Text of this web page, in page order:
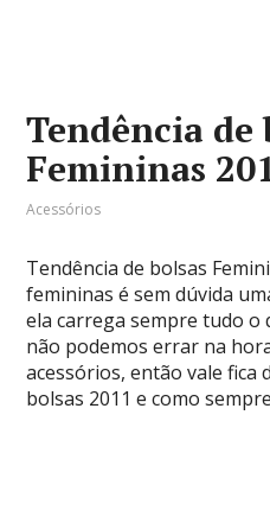
Tendência de
Femininas
Acessórios
Tendência de bolsas
femininas é sem dúvida
ela carrega sempre tudo o
não podemos errar na
acessórios, então vale fica
bolsas 2011 e como